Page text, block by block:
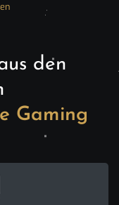
den
Gaming